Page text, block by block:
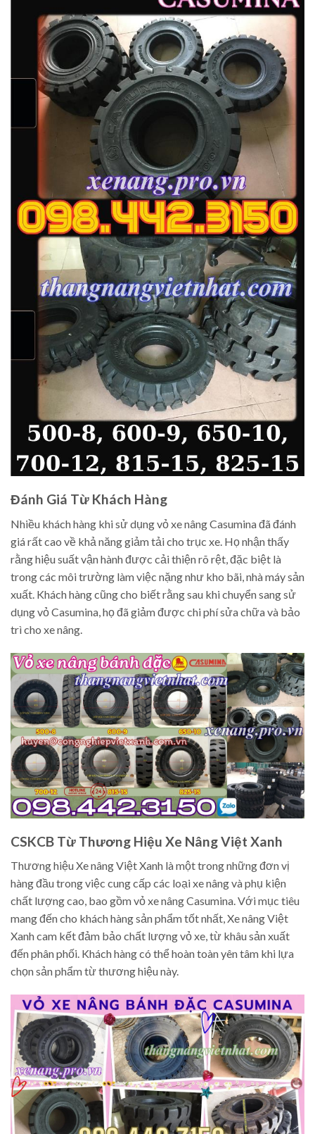
Đánh Giá Từ Khách Hàng
Nhiều khách hàng khi sử dụng vỏ xe nâng Casumina đã đánh
giá rất cao về khả năng giảm tải cho trục xe. Họ nhận thấy
rằng hiệu suất vận hành được cải thiện rõ rệt, đặc biệt là
trong các môi trường làm việc nặng như kho bãi, nhà máy sản
xuất. Khách hàng cũng cho biết rằng sau khi chuyển sang sử
dụng vỏ Casumina, họ đã giảm được chi phí sửa chữa và bảo
trì cho xe nâng.
CSKCB Từ Thương Hiệu Xe Nâng Việt Xanh
Thương hiệu Xe nâng Việt Xanh là một trong những đơn vị
hàng đầu trong việc cung cấp các loại xe nâng và phụ kiện
chất lượng cao, bao gồm vỏ xe nâng Casumina. Với mục tiêu
mang đến cho khách hàng sản phẩm tốt nhất, Xe nâng Việt
Xanh cam kết đảm bảo chất lượng vỏ xe, từ khâu sản xuất
đến phân phối. Khách hàng có thể hoàn toàn yên tâm khi lựa
chọn sản phẩm từ thương hiệu này.